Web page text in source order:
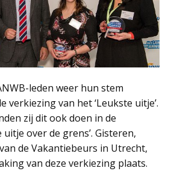
leden weer hun stem
verkiezing van het ‘Leukste uitje’.
zij dit ook doen in de
uitje over de grens’. Gisteren,
de Vakantiebeurs in Utrecht,
van deze verkiezing plaats.